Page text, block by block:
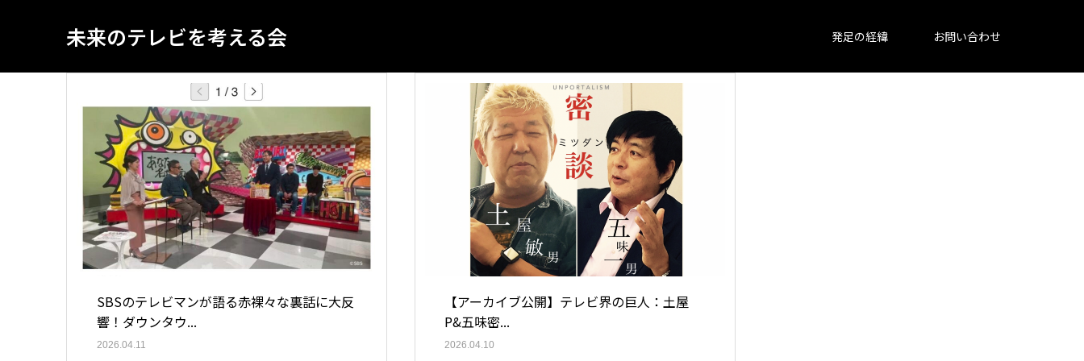
未来のテレビを考える会 発足の経緯 お問い合わせ
SBSのテレビマンが語る赤裸々な裏話に大反
響！ダウンタウ...
2026.04.11
【アーカイブ公開】テレビ界の巨人：土屋
P&五味密...
2026.04.10